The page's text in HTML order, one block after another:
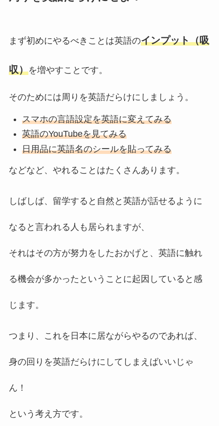
まず初めにやるべきことは英語のインプット（吸
収）を増やすことです。
そのためには周りを英語だらけにしましょう。
スマホの言語設定を英語に変えてみる
英語のYouTubeを見てみる
日用品に英語名のシールを貼ってみる
などなど、やれることはたくさんあります。
しばしば、留学すると自然と英語が話せるように
なると言われる人も居られますが、
それはその方が努力をしたおかげと、英語に触れ
る機会が多かったということに起因していると感
じます。
つまり、これを日本に居ながらやるのであれば、
身の回りを英語だらけにしてしまえばいいじゃ
ん！
という考え方です。